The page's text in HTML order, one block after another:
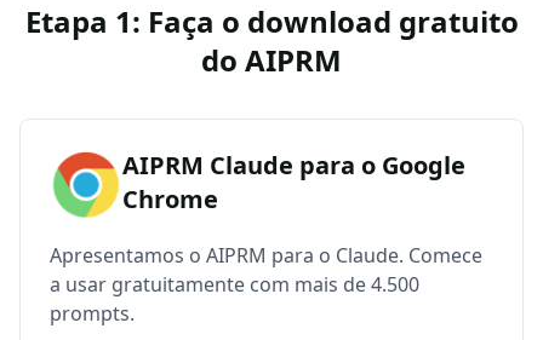
Etapa 1: Faça o download gratuito
do AIPRM
AIPRM Claude para o Google
Chrome
Apresentamos o AIPRM para o Claude. Comece
a usar gratuitamente com mais de 4.500
prompts.